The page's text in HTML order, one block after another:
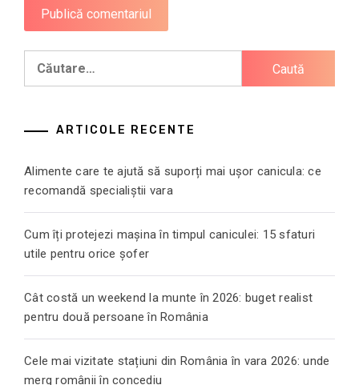
Caută
ARTICOLE RECENTE
Alimente care te ajută să suporți mai ușor canicula: ce
recomandă specialiștii vara
Cum îți protejezi mașina în timpul caniculei: 15 sfaturi
utile pentru orice șofer
Cât costă un weekend la munte în 2026: buget realist
pentru două persoane în România
Cele mai vizitate stațiuni din România în vara 2026: unde
merg românii în concediu